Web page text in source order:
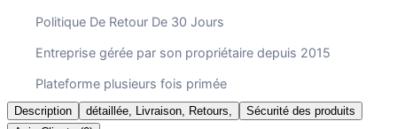
Politique De Retour De 30 Jours
Entreprise gérée par son propriétaire depuis 2015
Plateforme plusieurs fois primée
Description détaillée, Livraison, Retours,
Sécurité des produits